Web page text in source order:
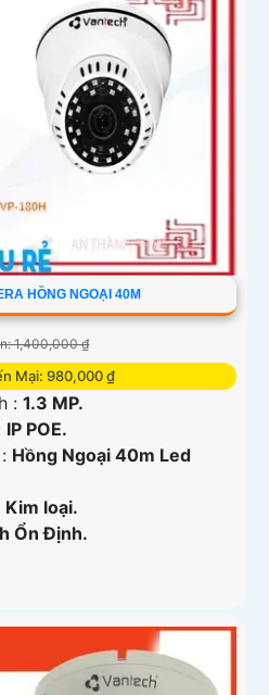
HỒNG NGOẠI 40M
1,400,000 ₫
Mại: 980,000 ₫
: 1.3 MP.
IP POE.
Hồng Ngoại 40m Led
Kim loại.
Ổn Định.